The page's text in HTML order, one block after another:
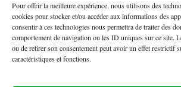
Pour offrir la meilleure expérience, nous utilisons des
cookies pour stocker et/ou accéder aux informations des
consentir à ces technologies nous permettra de traiter des
comportement de navigation ou les ID uniques sur ce site.
ou de retirer son consentement peut avoir un effet restrictif
caractéristiques et fonctions.
Finaldées EURL
Siège social : 13 avenue Boudon,
Nous contacter